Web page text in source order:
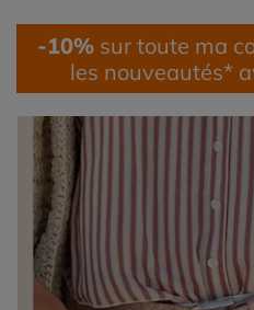
-10% sur toute ma
les nouveautés*